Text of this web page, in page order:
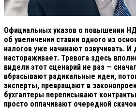
Официальных указов о повышении
об увеличении ставки одного из
налогов уже начинают озвучивать.
настораживает. Тревога здесь
видели этот сценарий не раз —
вбрасывают радикальные идеи,
эксперты, превращают в
бухгалтеры переписывают
просто оплачивают очередной